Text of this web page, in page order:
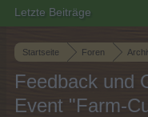
Startseite Foren
Feedback und
Event "Farm-
Letzte Beiträge